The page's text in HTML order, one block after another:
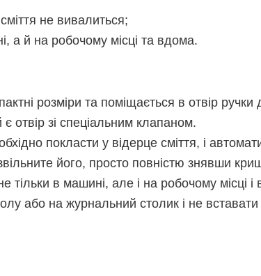
не вивалиться;
а й на робочому місці та вдома.
розміри та поміщається в отвір ручки
зі спеціальним клапаном.
покласти у відерце сміття, і
його, просто повністю знявши
тільки в машині, але і на робочому місці і
або на журнальний столик і не